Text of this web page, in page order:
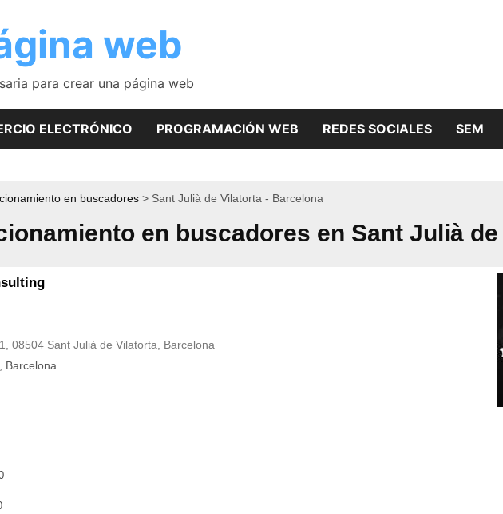
web
para crear una página web
ELECTRÓNICO PROGRAMACIÓN WEB REDES SOCIALES SEM
en buscadores Sant Julià de Vilatorta - Barcelona
en buscadores en Sant Julià
08504 Sant Julià de Vilatorta, Barcelona
Barcelona